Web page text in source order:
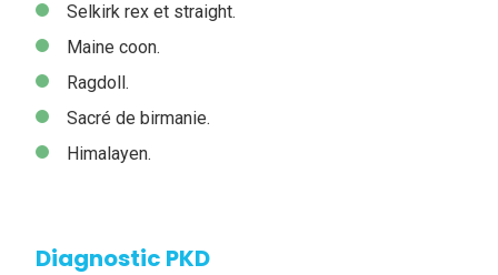
Selkirk rex et straight.
Maine coon.
Ragdoll.
Sacré de birmanie.
Himalayen.
Diagnostic PKD